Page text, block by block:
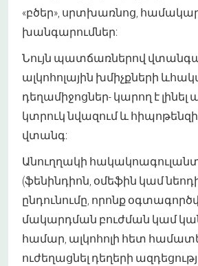
«բծեր», սրտխառնոց,
խանգարումներ:
Նույն պատճառներով
ալկոհոլային խմիչքների և
դեղամիջոցներ- կարող է
կտրուկ նվազում և
վտանգ:
Անուղղակի
(ֆենինդիոն, օմեֆին կամ
ընդունումը, որոնք
մակարդման բուժման կամ
համար, ալկոհոլի հետ
ուժեղացնել դեղերի